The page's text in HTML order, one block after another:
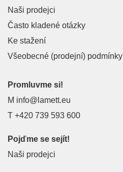
Naši prodejci
Často kladené otázky
Ke stažení
Všeobecné (prodejní) podmínky
Promluvme si!
M info@lamett.eu
T +420 739 593 600
Pojďme se sejít!
Naši prodejci